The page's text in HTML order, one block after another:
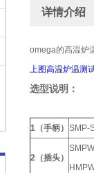
详情介绍
omega的高温炉
上图高温炉温测
选型说明：
1（手柄） SMP-
2（插头）